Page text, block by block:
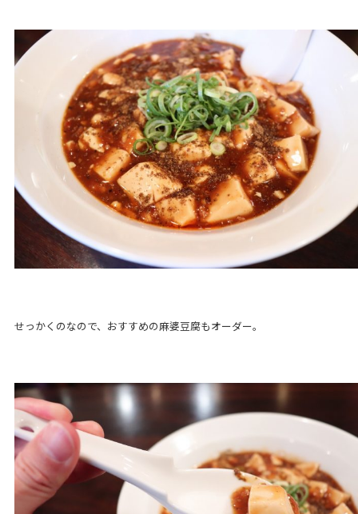
せっかくのなので、おすすめの麻婆豆腐もオーダー。